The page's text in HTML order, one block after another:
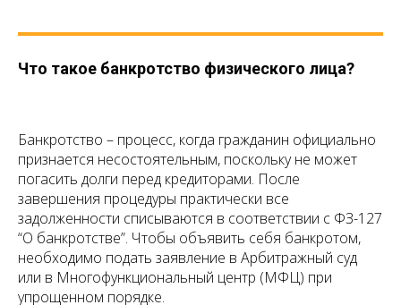
Что такое банкротство физического лица?
Банкротство – процесс, когда гражданин официально
признается несостоятельным, поскольку не может
погасить долги перед кредиторами. После
завершения процедуры практически все
задолженности списываются в соответствии с ФЗ-127
“О банкротстве”. Чтобы объявить себя банкротом,
необходимо подать заявление в Арбитражный суд
или в Многофункциональный центр (МФЦ) при
упрощенном порядке.